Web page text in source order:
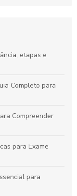
etapas e
Completo para
Compreender
para Exame
para